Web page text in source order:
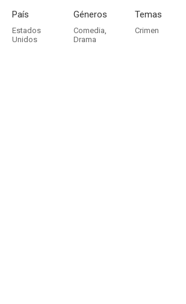
País
Estados
Unidos
Géneros
Comedia,
Drama
Temas
Crimen